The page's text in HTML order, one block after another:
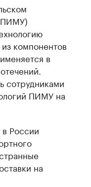
компонентов
в
сотрудниками
ПИМУ на
России
на